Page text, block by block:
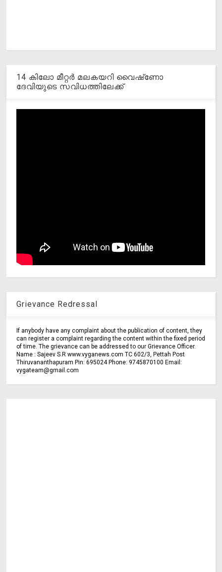
14 കിലോ മീറ്റര്‍ മലകയറി വൈഷ്‌ണോ
ദേവിയുടെ സവിധത്തിലേക്ക്
Grievance Redressal
If anybody have any complaint about the publication of content, they
can register a complaint regarding the content within the fixed period
of time. The grievance can be addressed to our Grievance Officer.
Name : Sajeev S.R www.vyganews.com TC 602/3, Pettah Post
Thiruvananthapuram Pin: 695024 Phone: 9745870100 Email:
vygateam@gmail.com